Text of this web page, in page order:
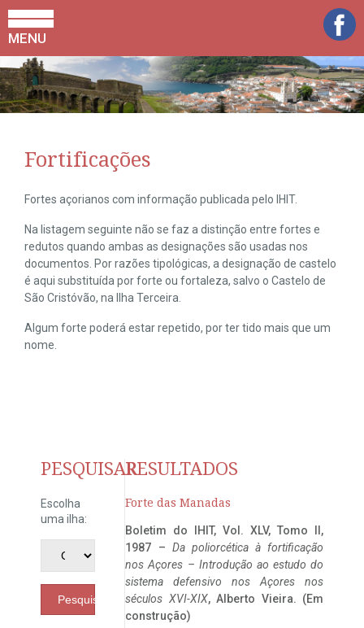
MENU
Fortificações
Fortes açorianos com informação publicada pelo IHIT.
Na listagem seguinte não se faz a distinção entre fortes e
redutos quando ambas as designações são usadas nos
documentos. Por razões tipológicas, a designação de castelo
é aqui substituída por forte ou fortaleza, salvo o Castelo de
São Cristóvão, na Ilha Terceira.
Algum forte poderá estar repetido, por ter tido mais que um
nome.
PESQUISAR
Escolha
uma ilha:
Pesquisar
RESULTADOS
Forte das Manadas
Boletim do IHIT, Vol. XLV, Tomo II,
1987 – Da poliorcética à fortificação
nos Açores – Introdução ao estudo do
sistema defensivo nos Açores nos
séculos XVI-XIX, Alberto Vieira. (Em
construção)